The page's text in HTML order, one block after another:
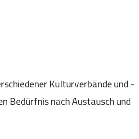
Kulturverbände und -
Bedürfnis nach Austausch und